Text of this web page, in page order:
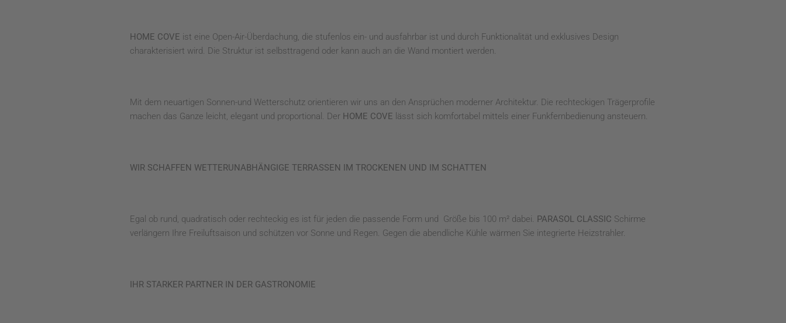
HOME COVE ist eine Open-Air-Überdachung, die stufenlos ein- und ausfahrbar ist und durch Funktionalität und exklusives Design
charakterisiert wird. Die Struktur ist selbsttragend oder kann auch an die Wand montiert werden.
Mit dem neuartigen Sonnen-und Wetterschutz orientieren wir uns an den Ansprüchen moderner Architektur. Die rechteckigen Trägerprofile
machen das Ganze leicht, elegant und proportional. Der HOME COVE lässt sich komfortabel mittels einer Funkfernbedienung ansteuern.
WIR SCHAFFEN WETTERUNABHÄNGIGE TERRASSEN IM TROCKENEN UND IM SCHATTEN
Egal ob rund, quadratisch oder rechteckig es ist für jeden die passende Form und Größe bis 100 m² dabei. PARASOL CLASSIC Schirme
verlängern Ihre Freiluftsaison und schützen vor Sonne und Regen. Gegen die abendliche Kühle wärmen Sie integrierte Heizstrahler.
IHR STARKER PARTNER IN DER GASTRONOMIE